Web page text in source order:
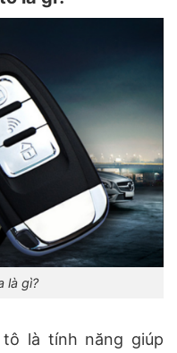
là gì?
là tính năng giúp